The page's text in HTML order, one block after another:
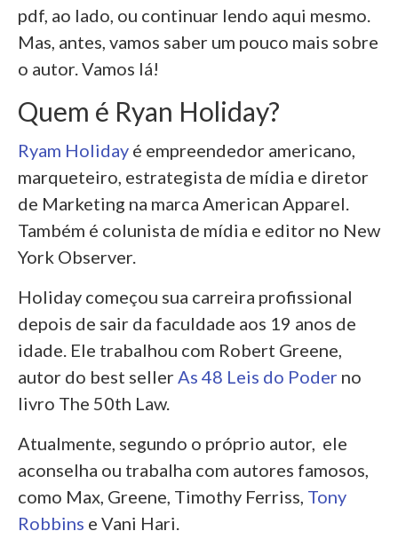
pdf, ao lado, ou continuar lendo aqui mesmo.
Mas, antes, vamos saber um pouco mais sobre
o autor. Vamos lá!
Quem é Ryan Holiday?
Ryam Holiday é empreendedor americano,
marqueteiro, estrategista de mídia e diretor
de Marketing na marca American Apparel.
Também é colunista de mídia e editor no New
York Observer.
Holiday começou sua carreira profissional
depois de sair da faculdade aos 19 anos de
idade. Ele trabalhou com Robert Greene,
autor do best sellerAs 48 Leis do Poder no
livro The 50th Law.
Atualmente, segundo o próprio autor, ele
aconselha ou trabalha com autores famosos,
como Max, Greene, Timothy Ferriss, Tony
Robbins e Vani Hari.